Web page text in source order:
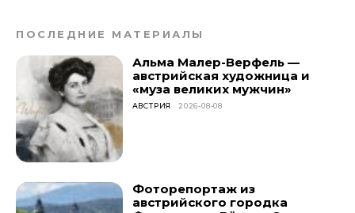
ПОСЛЕДНИЕ МАТЕРИАЛЫ
Альма Малер-Верфель —
австрийская художница и
«муза великих мужчин»
АВСТРИЯ 2026-08-08
Фоторепортаж из
австрийского городка